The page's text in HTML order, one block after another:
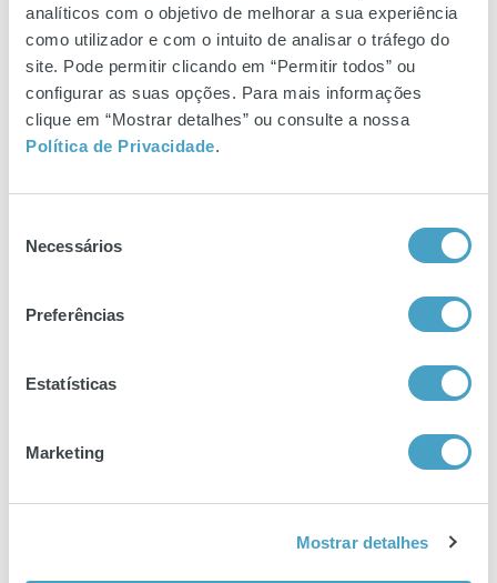
analíticos com o objetivo de melhorar a sua experiência
como utilizador e com o intuito de analisar o tráfego do
site. Pode permitir clicando em “Permitir todos” ou
configurar as suas opções. Para mais informações
clique em “Mostrar detalhes” ou consulte a nossa
Política de Privacidade.
Necessários
Preferências
Estatísticas
Marketing
Mostrar detalhes
27 Fevereiro
Short-list da 2ª edição do
Prémio...
Vencedores anunciados a dia 22
A data para a revelação dos projetos vencedores
Comunitárias já foi anunciada! O anúncio